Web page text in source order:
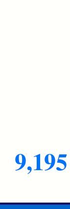
9,195